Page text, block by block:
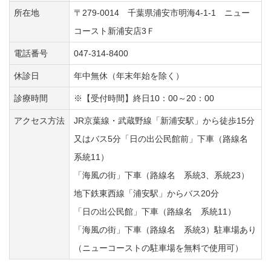
所在地
〒279-0014 千葉県浦安市明海4-1-1 ニュー
コースト新浦安店3Ｆ
電話番号 047-314-8400
休診日 年中無休（年末年始を除く）
診療時間 ※【受付時間】終日10：00～20：00
アクセス方法
JR京葉線・武蔵野線「新浦安駅」から徒歩15分
又はバス5分「日の出公民館前」下車（路線名
系統11）
「海風の街」下車（路線名 系統3、系統23）
地下鉄東西線「浦安駅」からバス20分
「日の出公民館」下車（路線名 系統11）
「海風の街」下車（路線名 系統3）駐車場あり
（ニューコーストの駐車場を無料で使用可）